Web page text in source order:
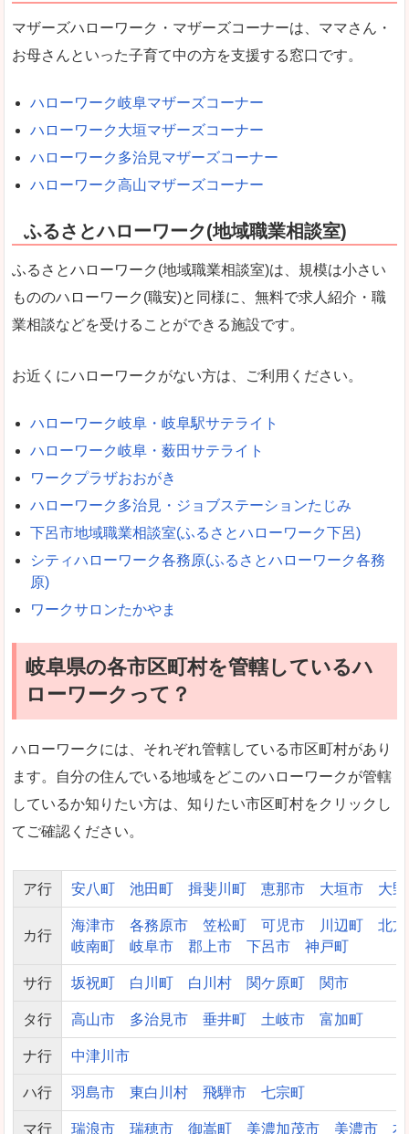
マザーズハローワーク・マザーズコーナーは、ママさん・
お母さんといった子育て中の方を支援する窓口です。
ハローワーク岐阜マザーズコーナー
ハローワーク大垣マザーズコーナー
ハローワーク多治見マザーズコーナー
ハローワーク高山マザーズコーナー
ふるさとハローワーク(地域職業相談室)
ふるさとハローワーク(地域職業相談室)は、規模は小さい
もののハローワーク(職安)と同様に、無料で求人紹介・職
業相談などを受けることができる施設です。
お近くにハローワークがない方は、ご利用ください。
ハローワーク岐阜・岐阜駅サテライト
ハローワーク岐阜・薮田サテライト
ワークプラザおおがき
ハローワーク多治見・ジョブステーションたじみ
下呂市地域職業相談室(ふるさとハローワーク下呂)
シティハローワーク各務原(ふるさとハローワーク各務
原)
ワークサロンたかやま
岐阜県の各市区町村を管轄しているハ
ローワークって？
ハローワークには、それぞれ管轄している市区町村があり
ます。自分の住んでいる地域をどこのハローワークが管轄
しているか知りたい方は、知りたい市区町村をクリックし
てご確認ください。
ア行 安八町 池田町 揖斐川町 恵那市 大垣市 大
カ行
海津市 各務原市 笠松町 可児市 川辺町
北
岐南町
岐阜市 郡上市 下呂市 神戸町
サ行 坂祝町 白川町 白川村 関ケ原町 関市
タ行 高山市 多治見市 垂井町 土岐市 富加町
ナ行 中津川市
ハ行 羽島市 東白川村 飛騨市 七宗町
マ行 瑞浪市 瑞穂市 御嵩町 美濃加茂市 美濃市